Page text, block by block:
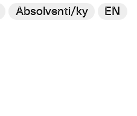
EN
Absolventi/ky